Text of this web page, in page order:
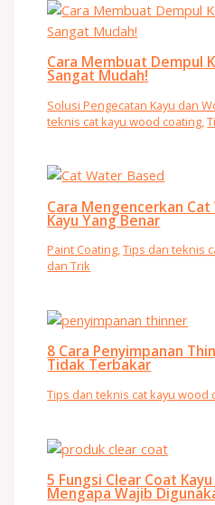
Cara Membuat Dempul
Sangat Mudah!
Solusi Pengecatan Kayu dan
teknis cat kayu wood coating,
Cara Mengencerkan
Kayu Yang Benar
Paint Coating,Tips dan teknis
dan Trik
8 Cara Penyimpanan
Tidak Terbakar
Tips dan teknis cat kayu wood
5 Fungsi Clear Coat
Mengapa Wajib